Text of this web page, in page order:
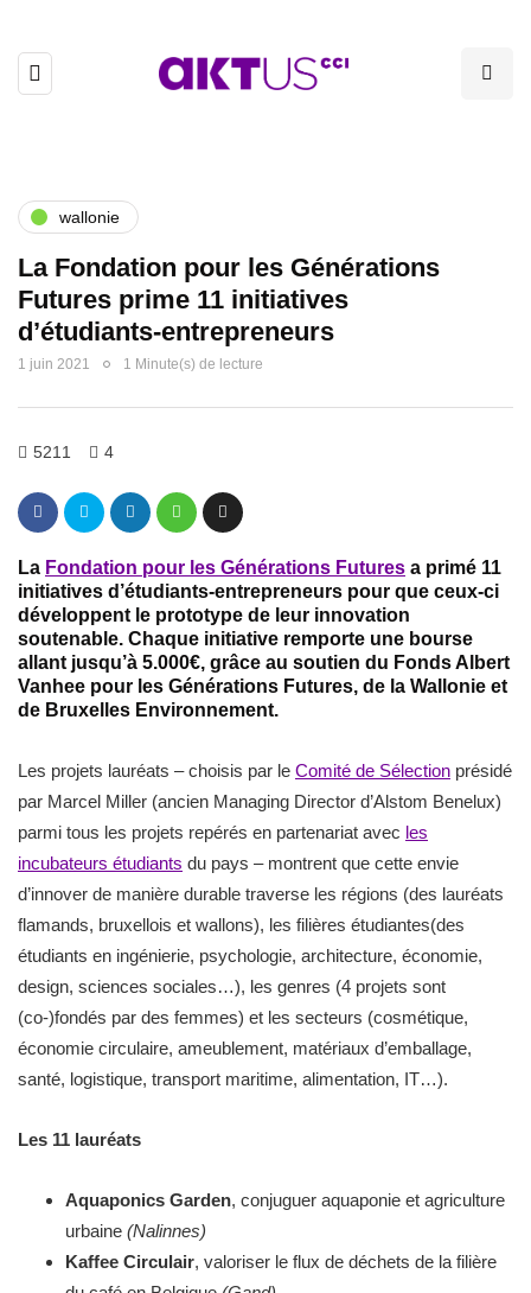
wallonie
La Fondation pour les Générations
Futures prime 11 initiatives
d’étudiants-entrepreneurs
1 juin 2021 1 Minute(s) de lecture
5211 4
La Fondation pour les Générations Futures a primé 11
initiatives d’étudiants-entrepreneurs pour que ceux-ci
développent le prototype de leur innovation
soutenable. Chaque initiative remporte une bourse
allant jusqu’à 5.000€, grâce au soutien du Fonds Albert
Vanhee pour les Générations Futures, de la Wallonie et
de Bruxelles Environnement.
Les projets lauréats – choisis par le Comité de Sélection présidé
par Marcel Miller (ancien Managing Director d’Alstom Benelux)
parmi tous les projets repérés en partenariat avec les
incubateurs étudiants du pays – montrent que cette envie
d’innover de manière durable traverse les régions (des lauréats
flamands, bruxellois et wallons), les filières étudiantes(des
étudiants en ingénierie, psychologie, architecture, économie,
design, sciences sociales…), les genres (4 projets sont
(co-)fondés par des femmes) et les secteurs (cosmétique,
économie circulaire, ameublement, matériaux d’emballage,
santé, logistique, transport maritime, alimentation, IT…).
Les 11 lauréats
Aquaponics Garden, conjuguer aquaponie et agriculture
urbaine (Nalinnes)
Kaffee Circulair, valoriser le flux de déchets de la filière